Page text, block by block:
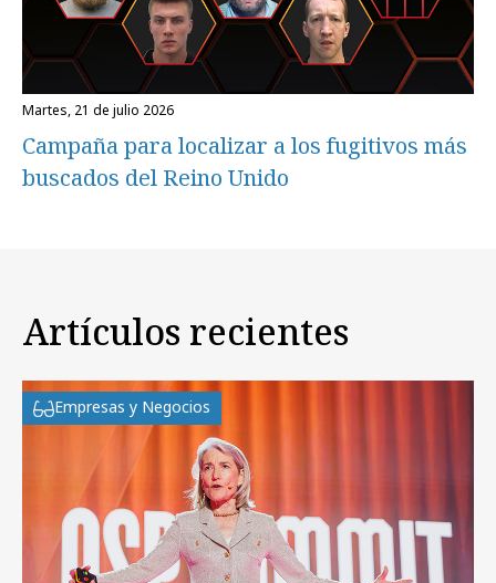
martes, 21 de julio 2026
Campaña para localizar a los fugitivos más
buscados del Reino Unido
Artículos recientes
Empresas y Negocios